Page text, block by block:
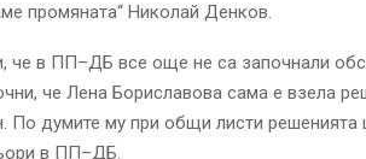
промяната“ Николай Денков.
че в ПП–ДБ все още не са започнали
че Лена Бориславова сама е взела
По думите му при общи листи решенията
в ПП–ДБ.